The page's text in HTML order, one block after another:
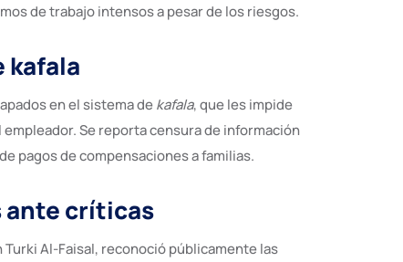
de trabajo intensos a pesar de los riesgos.
kafala
en el sistema dekafala, que les impide
Se reporta censura de información
pagos de compensaciones a familias.
ante críticas
Al-Faisal, reconoció públicamente las